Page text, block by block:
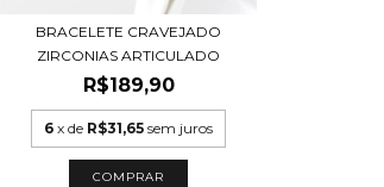
BRACELETE CRAVEJADO
ZIRCONIAS ARTICULADO
R$189,90
6 x de R$31,65 sem juros
COMPRAR